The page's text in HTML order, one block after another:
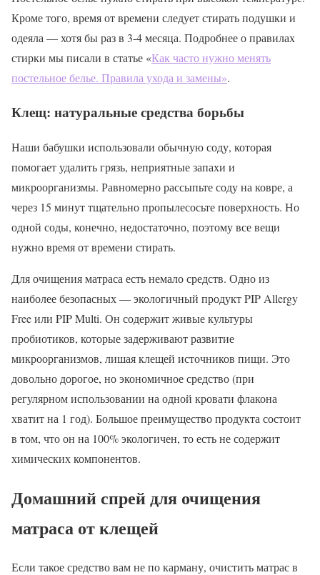
Кроме того, время от времени следует стирать подушки и
одеяла — хотя бы раз в 3-4 месяца. Подробнее о правилах
стирки мы писали в статье «Как часто нужно менять
постельное белье. Правила ухода и замены».
Клещ: натуральные средства борьбы
Наши бабушки использовали обычную соду, которая
помогает удалить грязь, неприятные запахи и
микроорганизмы. Равномерно рассыпьте соду на ковре, а
через 15 минут тщательно пропылесосьте поверхность. Но
одной соды, конечно, недостаточно, поэтому все вещи
нужно время от времени стирать.
Для очищения матраса есть немало средств. Одно из
наиболее безопасных — экологичный продукт PIP Allergy
Free или PIP Multi. Он содержит живые культуры
пробиотиков, которые задерживают развитие
микроорганизмов, лишая клещей источников пищи. Это
довольно дорогое, но экономичное средство (при
регулярном использовании на одной кровати флакона
хватит на 1 год). Большое преимущество продукта состоит
в том, что он на 100% экологичен, то есть не содержит
химических компонентов.
Домашний спрей для очищения
матраса от клещей
Если такое средство вам не по карману, очистить матрас в